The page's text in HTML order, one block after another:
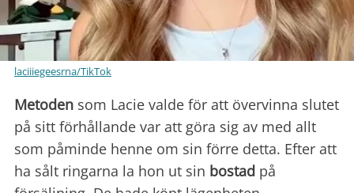
laciiiegeesrna/TikTok
Metoden som Lacie valde för att övervinna slutet
på sitt förhållande var att göra sig av med allt
som påminde henne om sin förre detta. Efter att
ha sålt ringarna la hon ut sin bostad på